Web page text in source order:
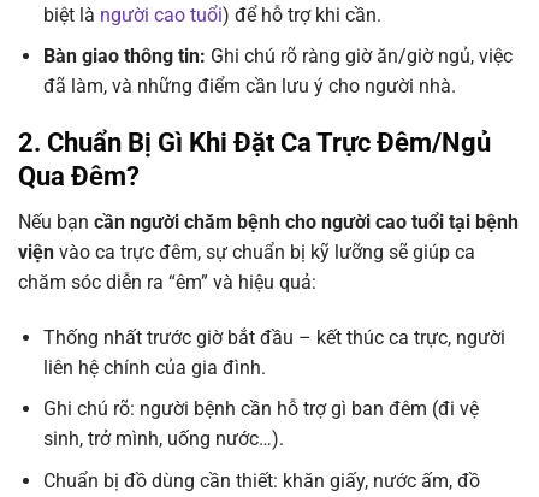
biệt là người cao tuổi) để hỗ trợ khi cần.
Bàn giao thông tin: Ghi chú rõ ràng giờ ăn/giờ ngủ, việc
đã làm, và những điểm cần lưu ý cho người nhà.
2. Chuẩn Bị Gì Khi Đặt Ca Trực Đêm/Ngủ
Qua Đêm?
Nếu bạn cần người chăm bệnh cho người cao tuổi tại bệnh
viện vào ca trực đêm, sự chuẩn bị kỹ lưỡng sẽ giúp ca
chăm sóc diễn ra “êm” và hiệu quả:
Thống nhất trước giờ bắt đầu – kết thúc ca trực, người
liên hệ chính của gia đình.
Ghi chú rõ: người bệnh cần hỗ trợ gì ban đêm (đi vệ
sinh, trở mình, uống nước…).
Chuẩn bị đồ dùng cần thiết: khăn giấy, nước ấm, đồ